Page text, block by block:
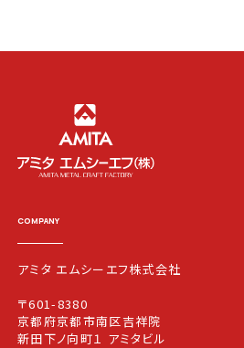
COMPANY
アミタ エムシーエフ株式会社
〒601-8380
京都府京都市南区吉祥院
新田下ノ向町１ アミタビル